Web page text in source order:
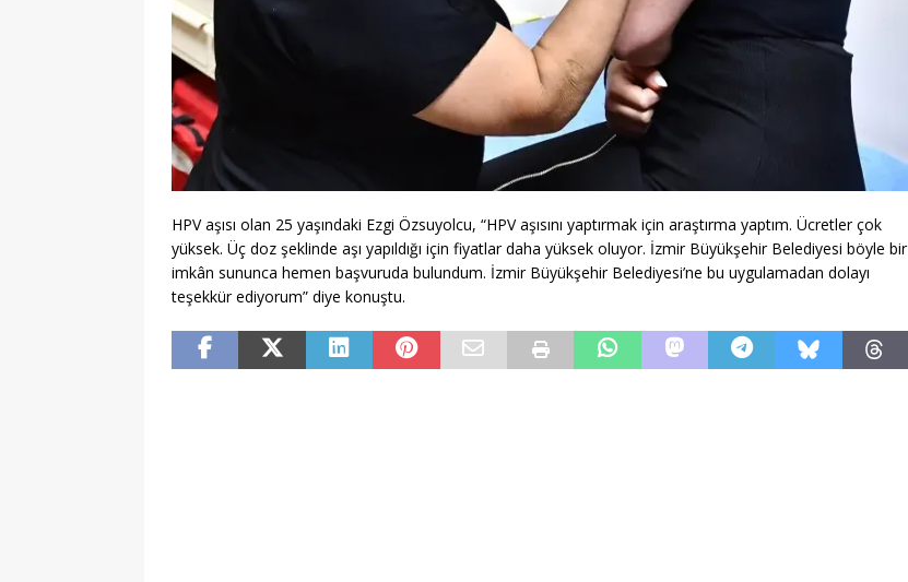
HPV aşısı olan 25 yaşındaki Ezgi Özsuyolcu, “HPV aşısını yaptırmak için araştırma yaptım. Ücretler çok
yüksek. Üç doz şeklinde aşı yapıldığı için fiyatlar daha yüksek oluyor. İzmir Büyükşehir Belediyesi böyle bir
imkân sununca hemen başvuruda bulundum. İzmir Büyükşehir Belediyesi’ne bu uygulamadan dolayı
teşekkür ediyorum” diye konuştu.